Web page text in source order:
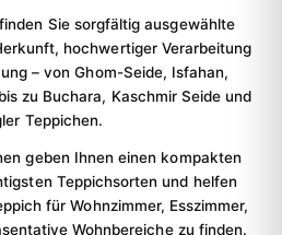
Sie sorgfältig ausgewählte
hochwertiger Verarbeitung
– von Ghom-Seide, Isfahan,
zu Buchara, Kaschmir Seide und
Teppichen.
geben Ihnen einen kompakten
Teppichsorten und helfen
für Wohnzimmer, Esszimmer,
Wohnbereiche zu finden.